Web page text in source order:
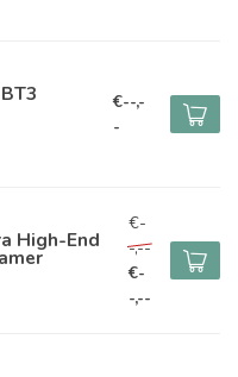
€--,-
-
High-End
€-
-,--
€-
-,--